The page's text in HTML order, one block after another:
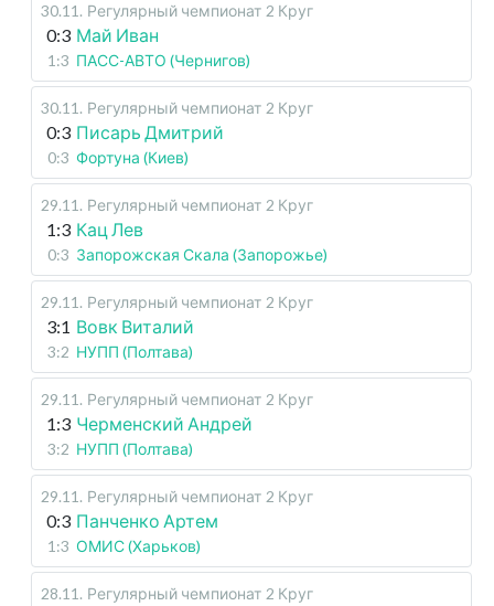
30.11 . Регулярный чемпионат 2 Круг
0:3 Май Иван
1:3 ПАСС-АВТО (Чернигов)
30.11 . Регулярный чемпионат 2 Круг
0:3 Писарь Дмитрий
0:3 Фортуна (Киев)
29.11 . Регулярный чемпионат 2 Круг
1:3 Кац Лев
0:3 Запорожская Скала (Запорожье)
29.11 . Регулярный чемпионат 2 Круг
3:1 Вовк Виталий
3:2 НУПП (Полтава)
29.11 . Регулярный чемпионат 2 Круг
1:3 Черменский Андрей
3:2 НУПП (Полтава)
29.11 . Регулярный чемпионат 2 Круг
0:3 Панченко Артем
1:3 ОМИС (Харьков)
28.11 . Регулярный чемпионат 2 Круг